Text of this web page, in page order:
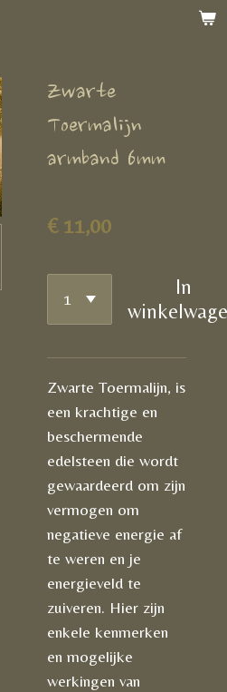
Zwarte
Toermalijn
armband 6mm
€ 11,00
In
Zwarte Toermalijn, is
een krachtige en
beschermende
edelsteen die wordt
gewaardeerd om zijn
vermogen om
negatieve energie af
te weren en je
energieveld te
zuiveren. Hier zijn
enkele kenmerken
en mogelijke
werkingen van